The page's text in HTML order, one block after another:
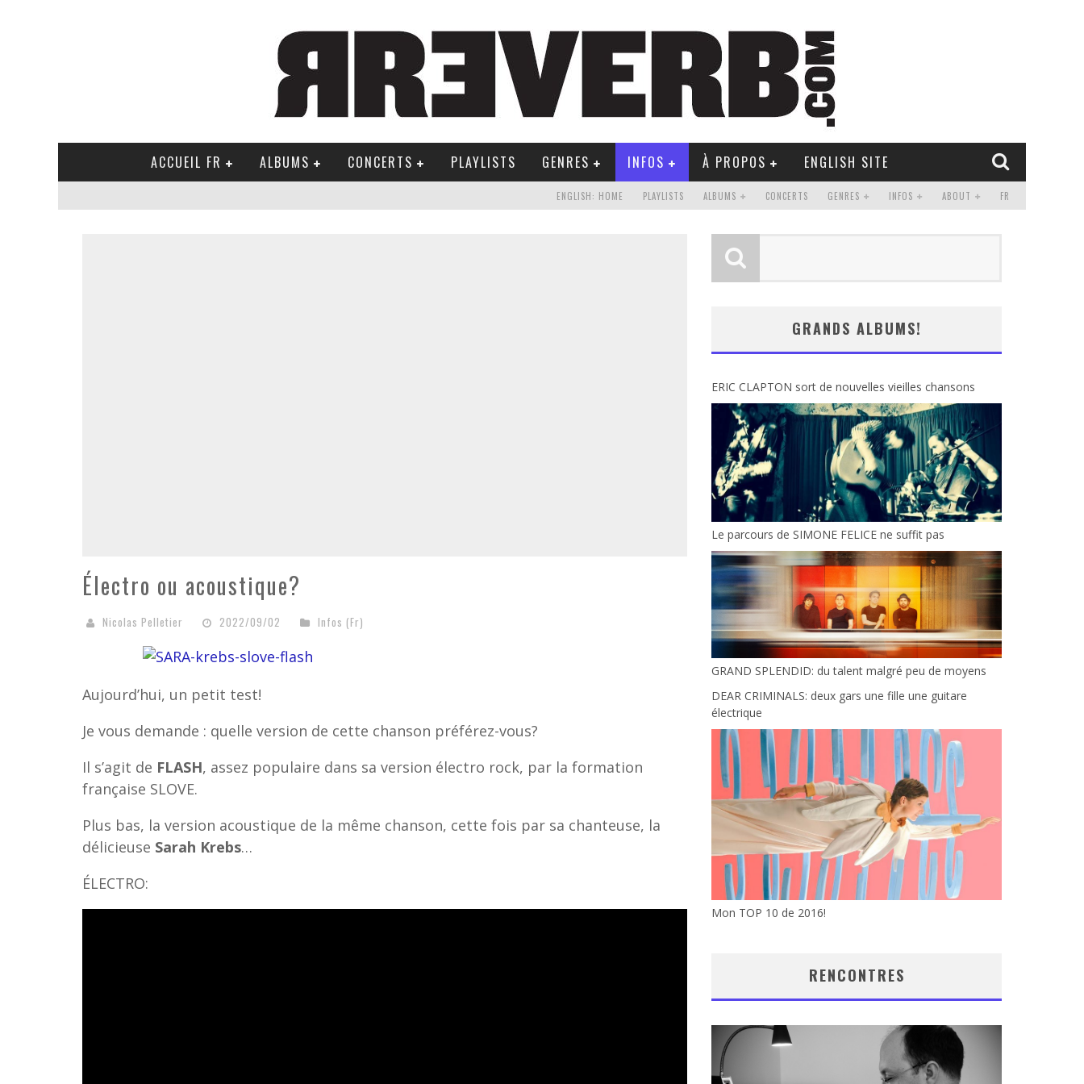
ACCUEIL FR ALBUMS CONCERTS PLAYLISTS GENRES INFOS À PROPOS ENGLISH SITE
ENGLISH: HOME PLAYLISTS ALBUMS CONCERTS GENRES INFOS ABOUT FR
Électro ou acoustique?
Nicolas Pelletier 2022/09/02 Infos (Fr)
Aujourd’hui, un petit test!
Je vous demande : quelle version de cette chanson préférez-vous?
Il s’agit de FLASH, assez populaire dans sa version électro rock, par la formation
française SLOVE.
Plus bas, la version acoustique de la même chanson, cette fois par sa chanteuse, la
délicieuse Sarah Krebs…
ÉLECTRO:
GRANDS ALBUMS!
ERIC CLAPTON sort de nouvelles vieilles chansons
Le parcours de SIMONE FELICE ne suffit pas
GRAND SPLENDID: du talent malgré peu de moyens
DEAR CRIMINALS: deux gars une fille une guitare
électrique
Mon TOP 10 de 2016!
RENCONTRES